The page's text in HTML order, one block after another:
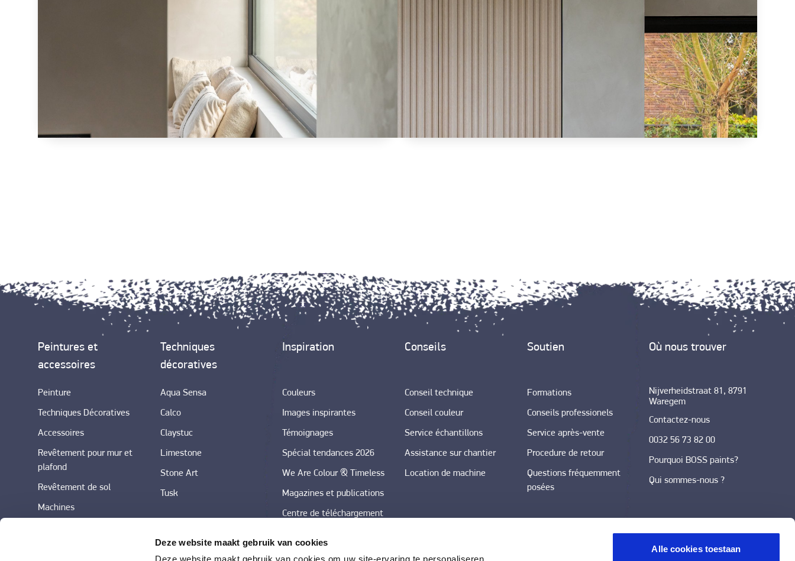
Deze website maakt gebruik van cookies
Alle cookies toestaan
Peintures et
accessoires
Peinture
Techniques Décoratives
Accessoires
Revêtement pour mur et
plafond
Revêtement de sol
Machines
Techniques
décoratives
Aqua Sensa
Calco
Claystuc
Limestone
Stone Art
Tusk
Inspiration
Couleurs
Images inspirantes
Témoignages
Spécial tendances 2026
We Are Colour & Timeless
Magazines et publications
Centre de téléchargement
Tendances couleurs dans
Conseils
Conseil technique
Conseil couleur
Service échantillons
Assistance sur chantier
Location de machine
Soutien
Formations
Conseils professionels
Service après-vente
Procedure de retour
Questions fréquemment
posées
Où nous trouver
Nijverheidstraat 81, 8791
Waregem
Contactez-nous
0032 56 73 82 00
Pourquoi BOSS paints?
Qui sommes-nous ?